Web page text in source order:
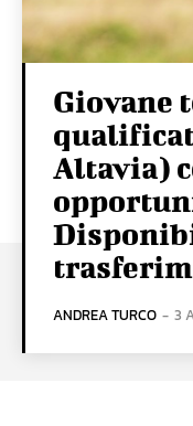
Giovane
Altavia)
ANDREA TURCO - 3